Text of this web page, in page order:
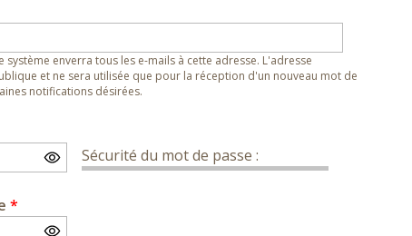
système enverra tous les e-mails à cette adresse. L'adresse
et ne sera utilisée que pour la réception d'un nouveau mot de
notifications désirées.
Sécurité du mot de passe :
*